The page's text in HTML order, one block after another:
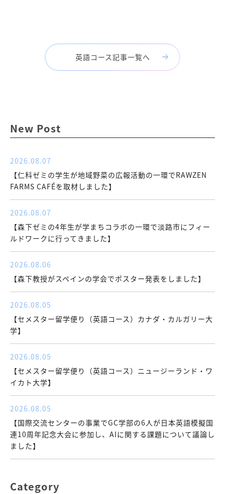
英語コース記事一覧へ
New Post
2026.08.07
【仁科ゼミの学生が地域野菜の広報活動の一環でRAWZEN
FARMS CAFÉを取材しました】
2026.08.07
【森下ゼミの4年生が学まちコラボの一環で淡路市にフィー
ルドワークに行ってきました】
2026.08.06
【森下教授がスペインの学会でポスター発表をしました】
2026.08.05
【セメスター留学便り（英語コース）カナダ・カルガリー大
学】
2026.08.05
【セメスター留学便り（英語コース）ニュージーランド・ワ
イカト大学】
2026.08.05
【国際交流センターの事業でGC学部の6人が日本英語模擬国
連10周年記念大会に参加し、AIに関する課題について議論し
ました】
Category